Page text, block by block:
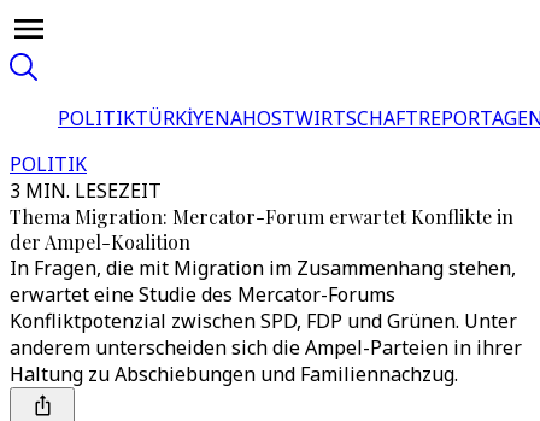
POLITIKTÜRKİYENAHOSTWIRTSCHAFT
POLITIK
3 MIN. LESEZEIT
Thema Migration: Mercator-Forum erwartet Konflikte in
der Ampel-Koalition
In Fragen, die mit Migration im Zusammenhang stehen,
erwartet eine Studie des Mercator-Forums
Konfliktpotenzial zwischen SPD, FDP und Grünen. Unter
anderem unterscheiden sich die Ampel-Parteien in ihrer
Haltung zu Abschiebungen und Familiennachzug.